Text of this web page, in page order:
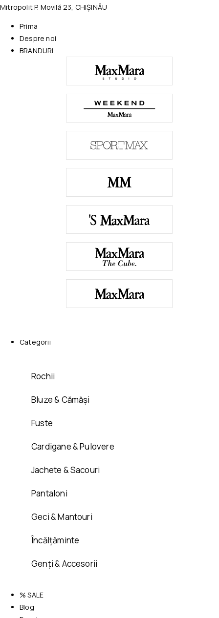
Mitropolit P. Movilă 23, CHIȘINĂU
Prima
Despre noi
BRANDURI
Categorii
Rochii
Bluze & Cămăși
Fuste
Cardigane & Pulovere
Jachete & Sacouri
Pantaloni
Geci & Mantouri
Încălțăminte
Genți & Accesorii
% SALE
Blog